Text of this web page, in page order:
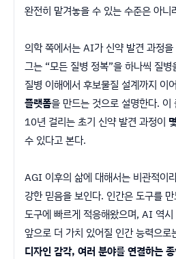
완전히 맡겨놓을 수 있는 수준은 아니
의학 쪽에서는 AI가 신약 발견 과정
그는 “모든 질병 정복”을 하나씩 질
질병 이해에서 후보물질 설계까지 이
플랫폼을 만드는 것으로 설명한다. 이
10년 걸리는 초기 신약 발견 과정이
수 있다고 본다.
AGI 이후의 삶에 대해서는 비관적이
강한 믿음을 보인다. 인간은 도구를
도구에 빠르게 적응해왔으며, AI 역
앞으로 더 가치 있어질 인간 능력으로
디자인 감각, 여러 분야를 연결하는